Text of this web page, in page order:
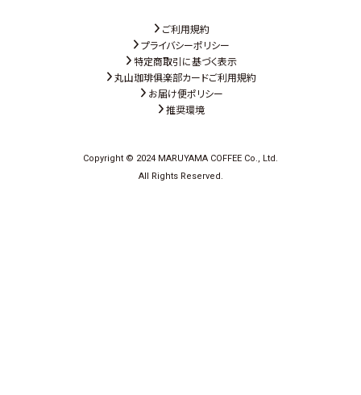
ご利用規約
プライバシーポリシー
特定商取引に基づく表示
丸山珈琲俱楽部カードご利用規約
お届け便ポリシー
推奨環境
Copyright © 2024 MARUYAMA COFFEE Co., Ltd.
All Rights Reserved.